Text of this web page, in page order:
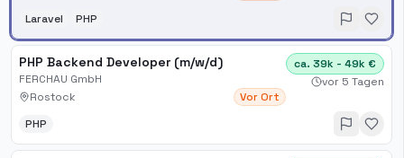
Laravel PHP
PHP Backend Developer (m/w/d)
FERCHAU GmbH
Rostock
Vor Ort
ca. 39k - 49k €
vor 5 Tagen
PHP